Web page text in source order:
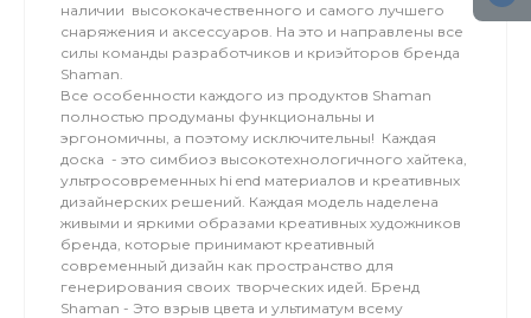
наличии высококачественного и самого лучшего
снаряжения и аксессуаров. На это и направлены все
силы команды разработчиков и криэйторов бренда
Shaman.
Все особенности каждого из продуктов Shaman
полностью продуманы функциональны и
эргономичны, а поэтому исключительны! Каждая
доска - это симбиоз высокотехнологичного хайтека,
ультросовременных hi end материалов и креативных
дизайнерских решений. Каждая модель наделена
живыми и яркими образами креативных художников
бренда, которые принимают креативный
современный дизайн как пространство для
генерирования своих творческих идей. Бренд
Shaman - Это взрыв цвета и ультиматум всему